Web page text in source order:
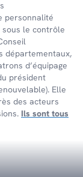
personnalité
le contrôle
départementaux,
d’équipage
président
Elle
des acteurs
Ils sont tous